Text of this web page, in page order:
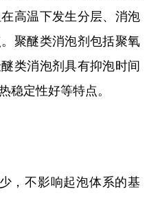
高温下发生分层、消泡
聚醚类消泡剂包括聚氧
类消泡剂具有抑泡时间
稳定性好等特点。
，不影响起泡体系的基